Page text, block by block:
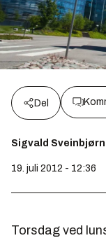
Del
Sigvald
19. juli 2012 - 12:36
Torsdag ved